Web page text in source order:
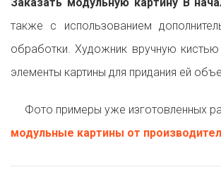
также с использованием
обработки. Художник вручную
элементы картины для придания ей
Фото примеры уже изготовленных
модульные картины от